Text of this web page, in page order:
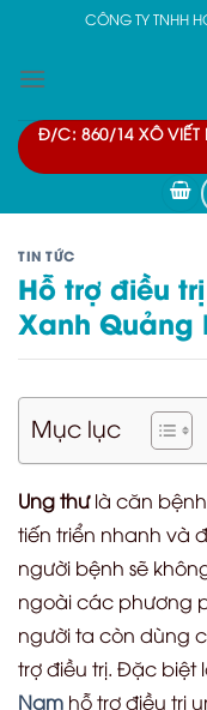
content
CÔNG TY TNHH
Đ/C: 860/14 XÔ VIẾT
TIN TỨC
Hỗ trợ điều
Xanh Quảng
Mục lục
Ung thưlà căn
tiến triển nhanh và
người bệnh sẽ
ngoài các phương
người ta còn dùng
trợ điều trị. Đặc biệt
Nam hỗ trợ điều trị